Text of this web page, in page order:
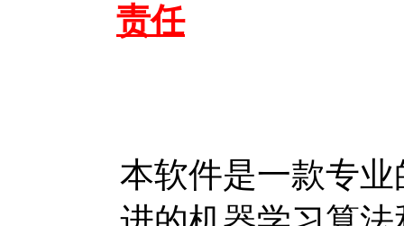
责任
本软件是一款专